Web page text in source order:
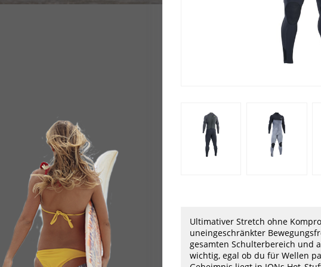
Ultimativer Stretch ohne
uneingeschränkter
gesamten Schulterbereich und
wichtig, egal ob du für Wellen